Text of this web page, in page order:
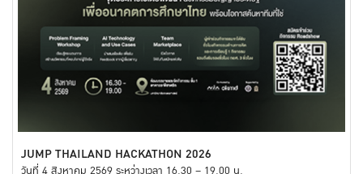
JUMP THAILAND HACKATHON 2026
วันที่ 4 สิงหาคม 2569 ระหว่างเวลา 16.30 – 19.00 น.